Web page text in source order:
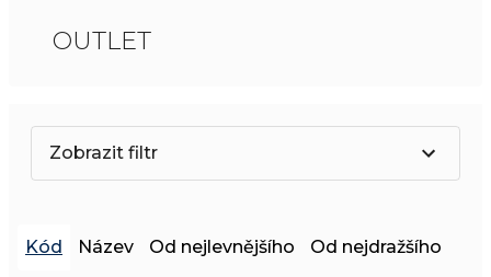
OUTLET
Zobrazit filtr
Kód Název Od nejlevnějšího Od nejdražšího